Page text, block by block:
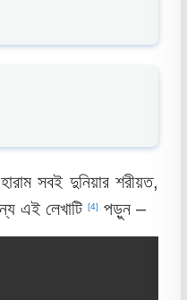
সবই দুনিয়ার শরীয়ত,
এই লেখাটি [4] পড়ুন –